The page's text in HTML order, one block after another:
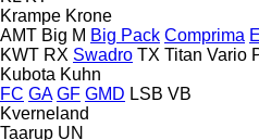
Krampe Krone
AMT Big M Big Pack Comprima
KWT RX Swadro TX Titan Vario
Kubota Kuhn
FC GA GF GMD LSB VB
Kverneland
Taarup UN